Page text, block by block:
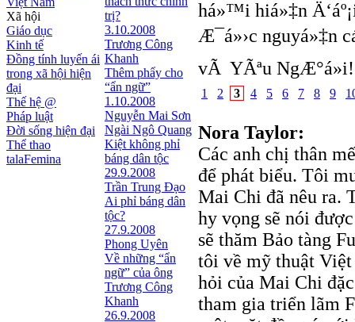
Xã hội
Giáo dục
Kinh tế
Đồng tính luyến ái
trong xã hội hiện
đại
Thế hệ @
Pháp luật
Đời sống hiện đại
Thể thao
talaFemina
trị?
3.10.2008
Trương Công
Khanh
Thêm phẩy cho
“ẩn ngữ”
1.10.2008
Nguyễn Mai Sơn
Ngài Ngô Quang
Kiệt không phỉ
báng dân tộc
29.9.2008
Trần Trung Đạo
Ai phỉ báng dân
tộc?
27.9.2008
Phong Uyên
Về những “ẩn
ngữ” của ông
Trương Công
Khanh
26.9.2008
há»™i hiá»‡n
Æ¯á»›c nguyá»‡n
vÃ YÃªu NgÆ°á»i!
1 2 3 4 5 6 7 8 9
Nora Taylor:
Các anh chị thân
để phát biểu. Tôi
Mai Chi đã nêu ra.
hy vọng sẽ nói
sẽ thăm Bảo tàng
tôi về mỹ thuật
hỏi của Mai Chi
tham gia triển lãm